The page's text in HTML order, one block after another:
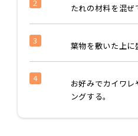
2 たれの材料を混ぜ
3 葉物を敷いた上に
4
お好みでカイワ
ングする。